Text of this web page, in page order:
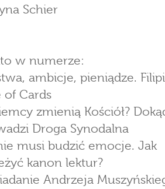
Schier
w numerze:
ambicje, pieniądze.
of Cards
zmienią Kościół?
Droga Synodalna
musi budzić emocje. Jak
kanon lektur?
Andrzeja